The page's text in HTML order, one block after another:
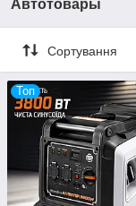
Автотовары
Сортування
Топ